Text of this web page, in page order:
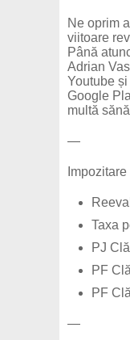
Ne oprim
viitoare
Până
Adrian
Youtube
Google
multă
—
Taxa
PJ
PF
PF
—